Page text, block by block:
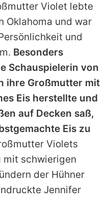
Violet lebte
Oklahoma und war
und
Besonders
Schauspielerin von
ihre Großmutter mit
Eis herstellte und
auf Decken saß,
Eis zu
Violets
mit schwierigen
der Hühner
Jennifer